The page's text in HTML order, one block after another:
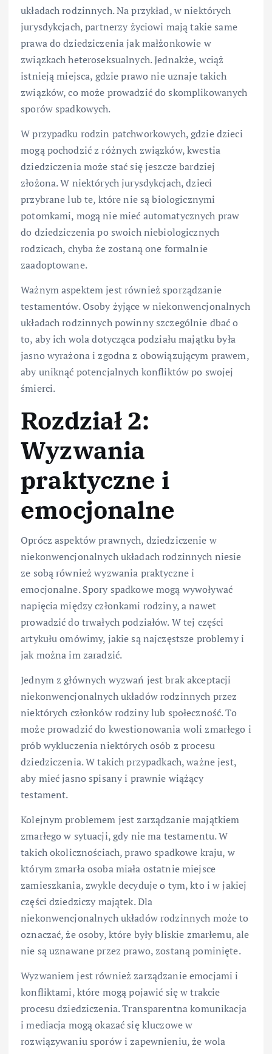
układach rodzinnych. Na przykład, w niektórych
jurysdykcjach, partnerzy życiowi mają takie same
prawa do dziedziczenia jak małżonkowie w
związkach heteroseksualnych. Jednakże, wciąż
istnieją miejsca, gdzie prawo nie uznaje takich
związków, co może prowadzić do skomplikowanych
sporów spadkowych.
W przypadku rodzin patchworkowych, gdzie dzieci
mogą pochodzić z różnych związków, kwestia
dziedziczenia może stać się jeszcze bardziej
złożona. W niektórych jurysdykcjach, dzieci
przybrane lub te, które nie są biologicznymi
potomkami, mogą nie mieć automatycznych praw
do dziedziczenia po swoich niebiologicznych
rodzicach, chyba że zostaną one formalnie
zaadoptowane.
Ważnym aspektem jest również sporządzanie
testamentów. Osoby żyjące w niekonwencjonalnych
układach rodzinnych powinny szczególnie dbać o
to, aby ich wola dotycząca podziału majątku była
jasno wyrażona i zgodna z obowiązującym prawem,
aby uniknąć potencjalnych konfliktów po swojej
śmierci.
Rozdział 2:
Wyzwania
praktyczne i
emocjonalne
Oprócz aspektów prawnych, dziedziczenie w
niekonwencjonalnych układach rodzinnych niesie
ze sobą również wyzwania praktyczne i
emocjonalne. Spory spadkowe mogą wywoływać
napięcia między członkami rodziny, a nawet
prowadzić do trwałych podziałów. W tej części
artykułu omówimy, jakie są najczęstsze problemy i
jak można im zaradzić.
Jednym z głównych wyzwań jest brak akceptacji
niekonwencjonalnych układów rodzinnych przez
niektórych członków rodziny lub społeczność. To
może prowadzić do kwestionowania woli zmarłego i
prób wykluczenia niektórych osób z procesu
dziedziczenia. W takich przypadkach, ważne jest,
aby mieć jasno spisany i prawnie wiążący
testament.
Kolejnym problemem jest zarządzanie majątkiem
zmarłego w sytuacji, gdy nie ma testamentu. W
takich okolicznościach, prawo spadkowe kraju, w
którym zmarła osoba miała ostatnie miejsce
zamieszkania, zwykle decyduje o tym, kto i w jakiej
części dziedziczy majątek. Dla
niekonwencjonalnych układów rodzinnych może to
oznaczać, że osoby, które były bliskie zmarłemu, ale
nie są uznawane przez prawo, zostaną pominięte.
Wyzwaniem jest również zarządzanie emocjami i
konfliktami, które mogą pojawić się w trakcie
procesu dziedziczenia. Transparentna komunikacja
i mediacja mogą okazać się kluczowe w
rozwiązywaniu sporów i zapewnieniu, że wola